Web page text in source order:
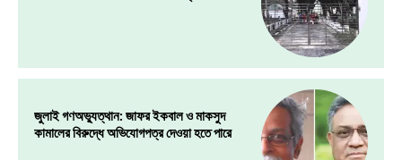
জুলাই গণঅভ্যুত্থান: জাফর ইকবাল ও মাকসুদ
কামালের বিরুদ্ধে অভিযোগপত্র দেওয়া হতে পারে